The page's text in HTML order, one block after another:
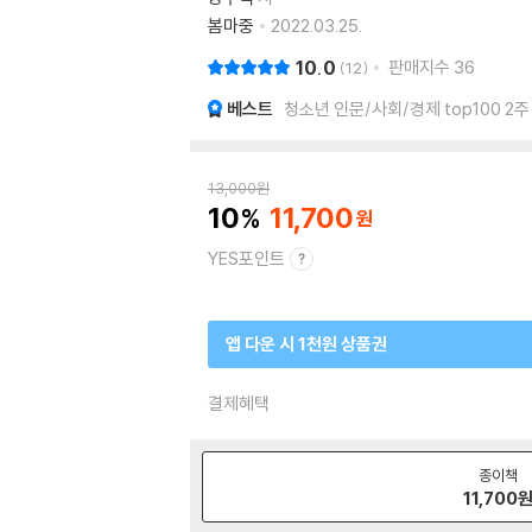
봄마중
2022.03.25.
10.0 12 판매지수 36
베스트 청소년 인문/사회/경제 top100 2주
13,000원
10 11,700
YES포인트
앱 다운 시 1천원 상품권
결제혜택
종이책
11,700